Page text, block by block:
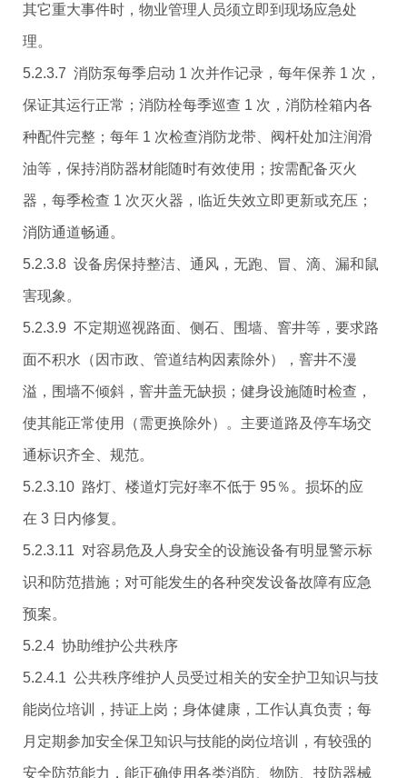
其它重大事件时，物业管理人员须立即到现场应急处
理。
5.2.3.7 消防泵每季启动 1 次并作记录，每年保养 1 次，
保证其运行正常；消防栓每季巡查 1 次，消防栓箱内各
种配件完整；每年 1 次检查消防龙带、阀杆处加注润滑
油等，保持消防器材能随时有效使用；按需配备灭火
器，每季检查 1 次灭火器，临近失效立即更新或充压；
消防通道畅通。
5.2.3.8 设备房保持整洁、通风，无跑、冒、滴、漏和鼠
害现象。
5.2.3.9 不定期巡视路面、侧石、围墙、窨井等，要求路
面不积水（因市政、管道结构因素除外），窨井不漫
溢，围墙不倾斜，窨井盖无缺损；健身设施随时检查，
使其能正常使用（需更换除外）。主要道路及停车场交
通标识齐全、规范。
5.2.3.10 路灯、楼道灯完好率不低于 95％。损坏的应
在 3 日内修复。
5.2.3.11 对容易危及人身安全的设施设备有明显警示标
识和防范措施；对可能发生的各种突发设备故障有应急
预案。
5.2.4 协助维护公共秩序
5.2.4.1 公共秩序维护人员受过相关的安全护卫知识与技
能岗位培训，持证上岗；身体健康，工作认真负责；每
月定期参加安全保卫知识与技能的岗位培训，有较强的
安全防范能力，能正确使用各类消防、物防、技防器械